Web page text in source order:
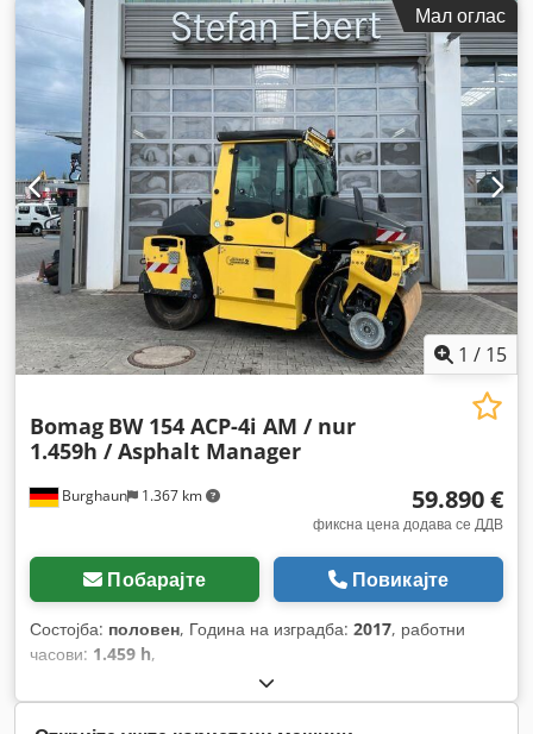
Мал оглас
1 / 15
Burghaun 1.367 km
Bomag BW 154 ACP-4i AM / nur
1.459h / Asphalt Manager
59.890 €
фиксна цена додава се ДДВ
Побарајте Повикајте
Состојба: половен, Година на изградба: 2017, работни
часови: 1.459 h,